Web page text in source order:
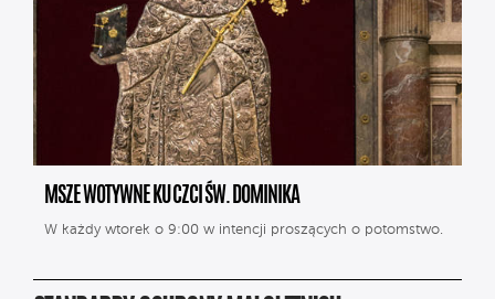
MSZE WOTYWNE KU CZCI ŚW. DOMINIKA
W każdy wtorek o 9:00 w intencji proszących o potomstwo.